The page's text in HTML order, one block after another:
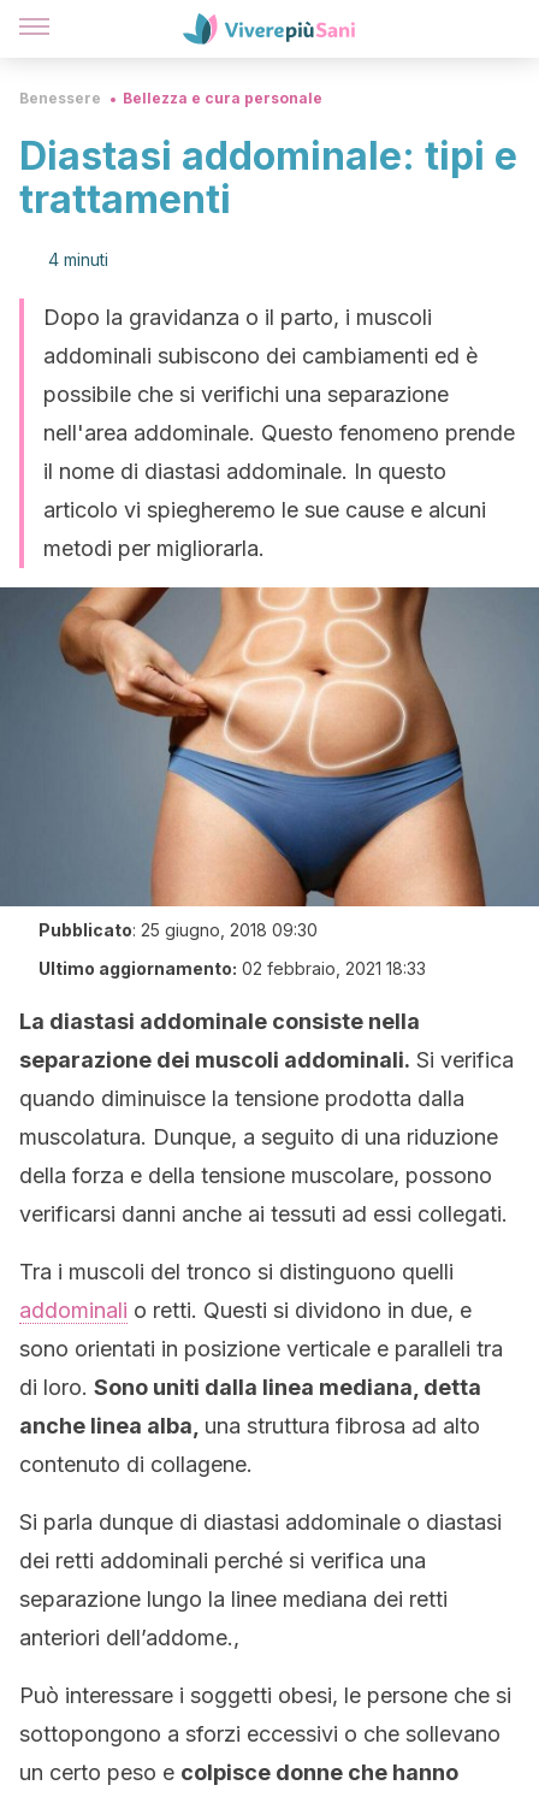
Benessere Bellezza e cura personale
Diastasi addominale: tipi e
trattamenti
4 minuti
Dopo la gravidanza o il parto, i muscoli
addominali subiscono dei cambiamenti ed è
possibile che si verifichi una separazione
nell'area addominale. Questo fenomeno prende
il nome di diastasi addominale. In questo
articolo vi spiegheremo le sue cause e alcuni
metodi per migliorarla.
Pubblicato: 25 giugno, 2018 09:30
Ultimo aggiornamento: 02 febbraio, 2021 18:33
La diastasi addominale consiste nella
separazione dei muscoli addominali. Si verifica
quando diminuisce la tensione prodotta dalla
muscolatura. Dunque, a seguito di una riduzione
della forza e della tensione muscolare, possono
verificarsi danni anche ai tessuti ad essi collegati.
Tra i muscoli del tronco si distinguono quelli
addominali o retti. Questi si dividono in due, e
sono orientati in posizione verticale e paralleli tra
di loro. Sono uniti dalla linea mediana, detta
anche linea alba, una struttura fibrosa ad alto
contenuto di collagene.
Si parla dunque di diastasi addominale o diastasi
dei retti addominali perché si verifica una
separazione lungo la linee mediana dei retti
anteriori dell’addome.,
Può interessare i soggetti obesi, le persone che si
sottopongono a sforzi eccessivi o che sollevano
un certo peso e colpisce donne che hanno